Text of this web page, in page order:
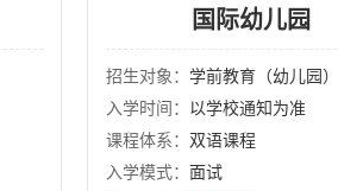
国际幼儿园
招生对象： 学前教育（幼儿园）
入学时间： 以学校通知为准
课程体系： 双语课程
入学模式： 面试